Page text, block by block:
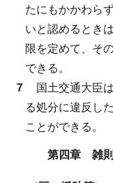
たにもかかわら
いと認めるとき
限を定めて、そ
できる。
７ 国土交通大臣
る処分に違反し
ことができる。
第四章 雑